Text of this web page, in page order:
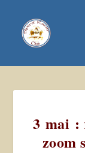
3 mai :
zoom